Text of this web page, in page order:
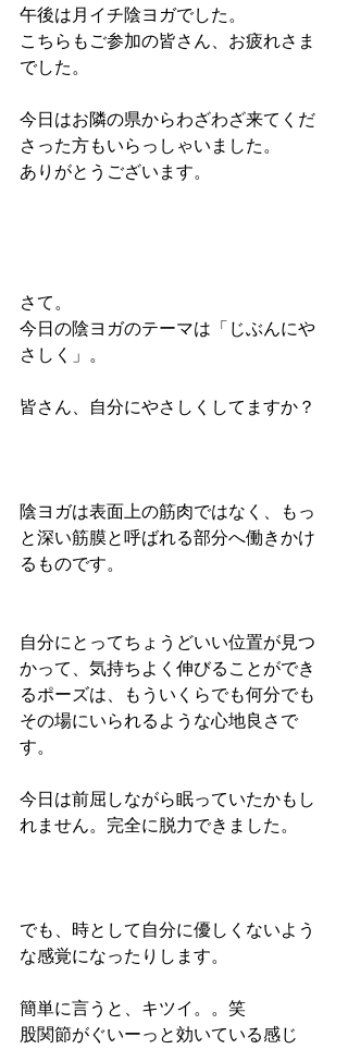
午後は月イチ陰ヨガでした。
こちらもご参加の皆さん、お疲れさま
でした。
今日はお隣の県からわざわざ来てくだ
さった方もいらっしゃいました。
ありがとうございます。
さて。
今日の陰ヨガのテーマは「じぶんにや
さしく」。
皆さん、自分にやさしくしてますか？
陰ヨガは表面上の筋肉ではなく、もっ
と深い筋膜と呼ばれる部分へ働きかけ
るものです。
自分にとってちょうどいい位置が見つ
かって、気持ちよく伸びることができ
るポーズは、もういくらでも何分でも
その場にいられるような心地良さで
す。
今日は前屈しながら眠っていたかもし
れません。完全に脱力できました。
でも、時として自分に優しくないよう
な感覚になったりします。
簡単に言うと、キツイ。。笑
股関節がぐいーっと効いている感じ